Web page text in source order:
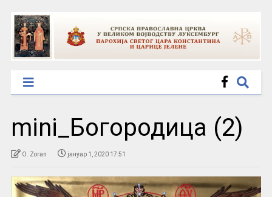
mini_Богородица (2)
O. Zoran јануар 1, 2020 17:51